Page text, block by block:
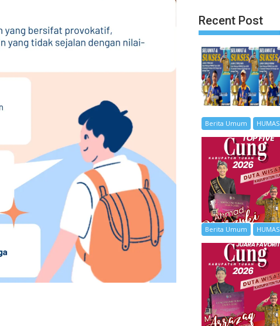
Recent Post
Berita Umum HUMAS
Berita Umum HUMAS